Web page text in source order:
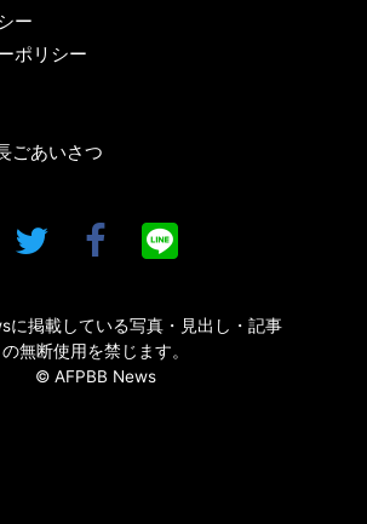
ー
ポリシー
ごあいさつ
に掲載している写真・見出し・記事
の無断使用を禁じます。
© AFPBB News